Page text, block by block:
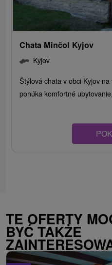
Chata Minčol Kyjov
Kyjov
Štýlová chata v obci Kyjov
ponúka komfortné
TE OFERTY
BYĆ TAKŻE